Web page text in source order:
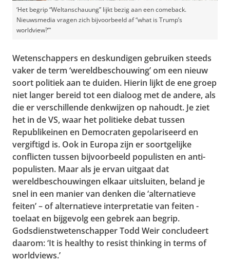
‘Het begrip “Weltanschauung” lijkt bezig aan een comeback.
Nieuwsmedia vragen zich bijvoorbeeld af “what is Trump’s
worldview?”'
Wetenschappers en deskundigen gebruiken steeds
vaker de term ‘wereldbeschouwing’ om een nieuw
soort politiek aan te duiden. Hierin lijkt de ene groep
niet langer bereid tot een dialoog met de andere, als
die er verschillende denkwijzen op nahoudt. Je ziet
het in de VS, waar het politieke debat tussen
Republikeinen en Democraten gepolariseerd en
vergiftigd is. Ook in Europa zijn er soortgelijke
conflicten tussen bijvoorbeeld populisten en anti-
populisten. Maar als je ervan uitgaat dat
wereldbeschouwingen elkaar uitsluiten, beland je
snel in een manier van denken die ‘alternatieve
feiten’ – of alternatieve interpretatie van feiten -
toelaat en bijgevolg een gebrek aan begrip.
Godsdienstwetenschapper Todd Weir concludeert
daarom: ‘It is healthy to resist thinking in terms of
worldviews.’